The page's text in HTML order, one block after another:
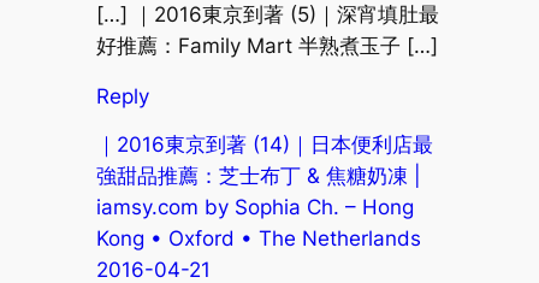
[…] ｜2016東京到著 (5)｜深宵填肚最
好推薦：Family Mart 半熟煮玉子 […]
Reply
｜2016東京到著 (14)｜日本便利店最
強甜品推薦：芝士布丁 & 焦糖奶凍 |
iamsy.com by Sophia Ch. – Hong
Kong • Oxford • The Netherlands
2016-04-21